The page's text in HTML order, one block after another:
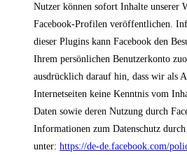
Nutzer können sofort Inhalte unserer
Facebook-Profilen veröffentlichen.
dieser Plugins kann Facebook den
Ihrem persönlichen Benutzerkonto
ausdrücklich darauf hin, dass wir als
Internetseiten keine Kenntnis vom
Daten sowie deren Nutzung durch
Informationen zum Datenschutz
unter: https://de-de.facebook.com/